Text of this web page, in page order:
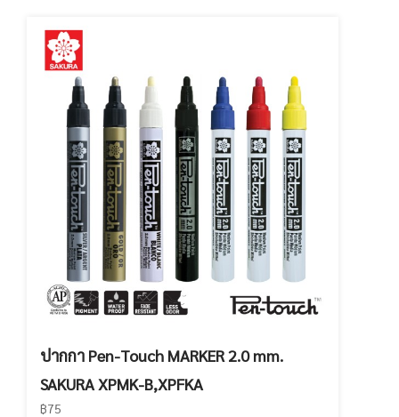
ปากกา Pen-Touch MARKER 2.0 mm.
SAKURA XPMK-B,XPFKA
฿75